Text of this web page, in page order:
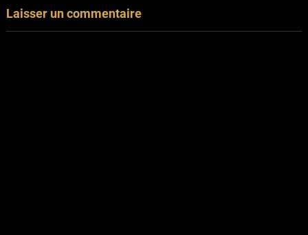
Laisser un commentaire